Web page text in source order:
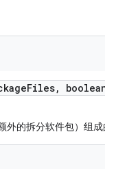
Files,
外的拆分软件包）组成